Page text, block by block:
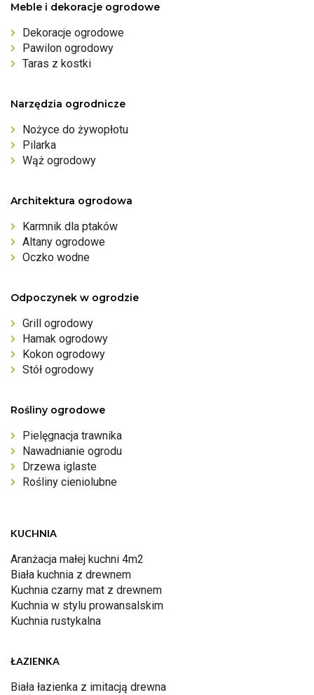
Meble i dekoracje ogrodowe
Dekoracje ogrodowe
Pawilon ogrodowy
Taras z kostki
Narzędzia ogrodnicze
Nożyce do żywopłotu
Pilarka
Wąż ogrodowy
Architektura ogrodowa
Karmnik dla ptaków
Altany ogrodowe
Oczko wodne
Odpoczynek w ogrodzie
Grill ogrodowy
Hamak ogrodowy
Kokon ogrodowy
Stół ogrodowy
Rośliny ogrodowe
Pielęgnacja trawnika
Nawadnianie ogrodu
Drzewa iglaste
Rośliny cieniolubne
KUCHNIA
Aranżacja małej kuchni 4m2
Biała kuchnia z drewnem
Kuchnia czarny mat z drewnem
Kuchnia w stylu prowansalskim
Kuchnia rustykalna
ŁAZIENKA
Biała łazienka z imitacją drewna